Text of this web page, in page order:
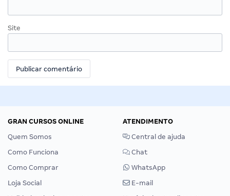
Site
GRAN CURSOS ONLINE
Quem Somos
Como Funciona
Como Comprar
Loja Social
ATENDIMENTO
Central de ajuda
Chat
WhatsApp
E-mail